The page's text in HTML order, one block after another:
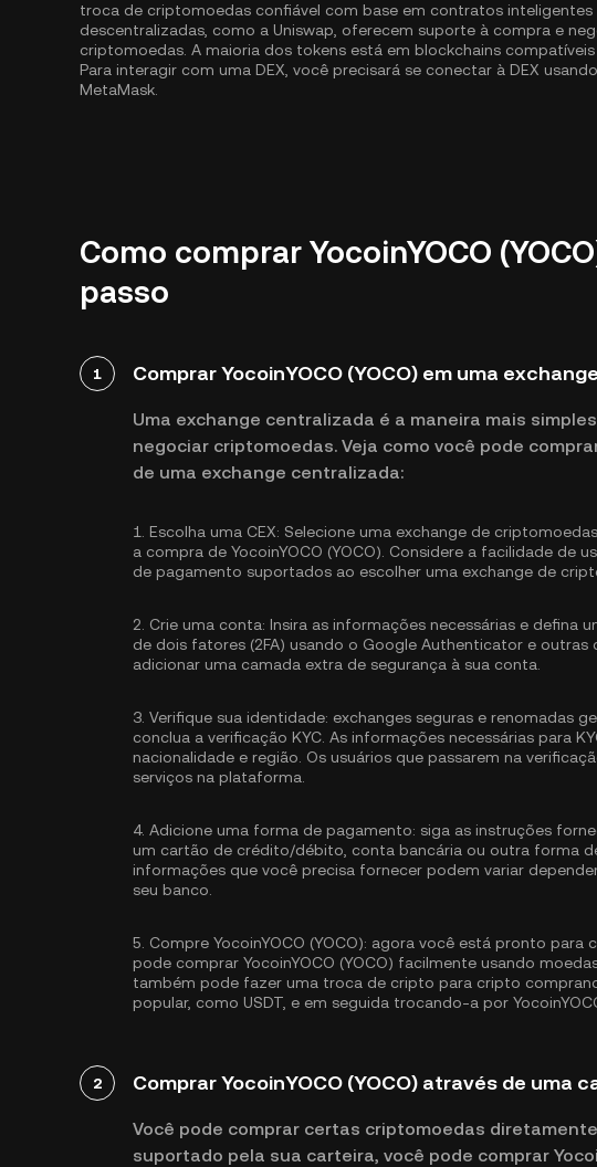
troca de criptomoedas confiável com base em contratos inteligentes
descentralizadas, como a Uniswap, oferecem suporte à compra e
criptomoedas. A maioria dos tokens está em blockchains
Para interagir com uma DEX, você precisará se conectar à DEX
MetaMask.
Como comprar YocoinYOCO
passo
1 Comprar YocoinYOCO (YOCO) em uma
Uma exchange centralizada é a maneira mais
negociar criptomoedas. Veja como você pode comprar
de uma exchange centralizada:
1. Escolha uma CEX: Selecione uma exchange de
a compra de YocoinYOCO (YOCO). Considere a facilidade de
de pagamento suportados ao escolher uma exchange de
2. Crie uma conta: Insira as informações necessárias e defina
de dois fatores (2FA) usando o Google Authenticator e outras
adicionar uma camada extra de segurança à sua conta.
3. Verifique sua identidade: exchanges seguras e renomadas
conclua a verificação KYC . As informações necessárias para
nacionalidade e região. Os usuários que passarem na
serviços na plataforma.
4. Adicione uma forma de pagamento: siga as instruções
um cartão de crédito/débito, conta bancária ou outra forma
informações que você precisa fornecer podem variar
seu banco.
5. Compre YocoinYOCO (YOCO): agora você está pronto para
pode comprar YocoinYOCO (YOCO) facilmente usando
também pode fazer uma troca de cripto para cripto
popular, como USDT , e em seguida trocando-a por
2 Comprar YocoinYOCO (YOCO) através de uma
Você pode comprar certas criptomoedas
suportado pela sua carteira, você pode comprar